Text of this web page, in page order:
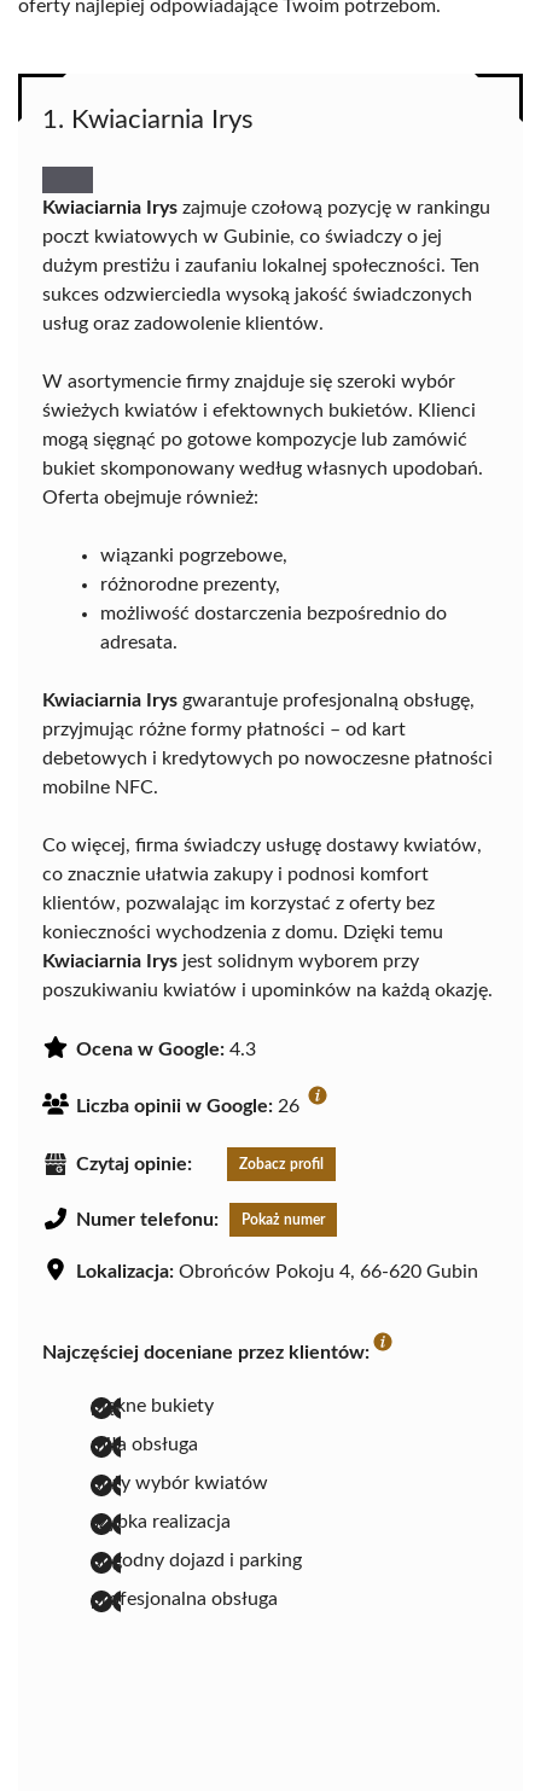
oferty najlepiej odpowiadające Twoim potrzebom.
1. Kwiaciarnia Irys
Kwiaciarnia Irys zajmuje czołową pozycję w rankingu
poczt kwiatowych w Gubinie, co świadczy o jej
dużym prestiżu i zaufaniu lokalnej społeczności. Ten
sukces odzwierciedla wysoką jakość świadczonych
usług oraz zadowolenie klientów.
W asortymencie firmy znajduje się szeroki wybór
świeżych kwiatów i efektownych bukietów. Klienci
mogą sięgnąć po gotowe kompozycje lub zamówić
bukiet skomponowany według własnych upodobań.
Oferta obejmuje również:
wiązanki pogrzebowe,
różnorodne prezenty,
możliwość dostarczenia bezpośrednio do
adresata.
Kwiaciarnia Irys gwarantuje profesjonalną obsługę,
przyjmując różne formy płatności – od kart
debetowych i kredytowych po nowoczesne płatności
mobilne NFC.
Co więcej, firma świadczy usługę dostawy kwiatów,
co znacznie ułatwia zakupy i podnosi komfort
klientów, pozwalając im korzystać z oferty bez
konieczności wychodzenia z domu. Dzięki temu
Kwiaciarnia Irys jest solidnym wyborem przy
poszukiwaniu kwiatów i upominków na każdą okazję.
Ocena w Google: 4.3
Liczba opinii w Google: 26
Czytaj opinie: Zobacz profil
Numer telefonu: Pokaż numer
Lokalizacja: Obrońców Pokoju 4, 66-620 Gubin
Najczęściej doceniane przez klientów:
piękne bukiety
miła obsługa
duży wybór kwiatów
szybka realizacja
dogodny dojazd i parking
profesjonalna obsługa